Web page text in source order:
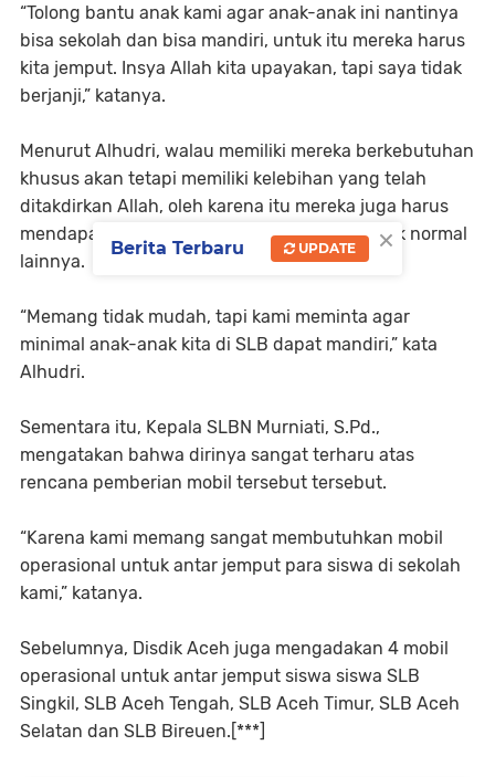
“Tolong bantu anak kami agar anak-anak ini nantinya
bisa sekolah dan bisa mandiri, untuk itu mereka harus
kita jemput. Insya Allah kita upayakan, tapi saya tidak
berjanji,” katanya.
Menurut Alhudri, walau memiliki mereka berkebutuhan
khusus akan tetapi memiliki kelebihan yang telah
ditakdirkan Allah, oleh karena itu mereka juga harus
mendapat hak yang sama dengan anak – anak normal
lainnya.
“Memang tidak mudah, tapi kami meminta agar
minimal anak-anak kita di SLB dapat mandiri,” kata
Alhudri.
Sementara itu, Kepala SLBN Murniati, S.Pd.,
mengatakan bahwa dirinya sangat terharu atas
rencana pemberian mobil tersebut tersebut.
“Karena kami memang sangat membutuhkan mobil
operasional untuk antar jemput para siswa di sekolah
kami,” katanya.
Sebelumnya, Disdik Aceh juga mengadakan 4 mobil
operasional untuk antar jemput siswa siswa SLB
Singkil, SLB Aceh Tengah, SLB Aceh Timur, SLB Aceh
Selatan dan SLB Bireuen.[***]
×
Berita Terbaru UPDATE